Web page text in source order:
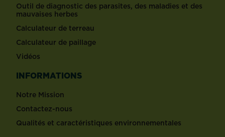
Outil de diagnostic des parasites, des maladies et des
mauvaises herbes
Calculateur de terreau
Calculateur de paillage
Vidéos
INFORMATIONS
Notre Mission
Contactez-nous
Qualités et caractéristiques environnementales